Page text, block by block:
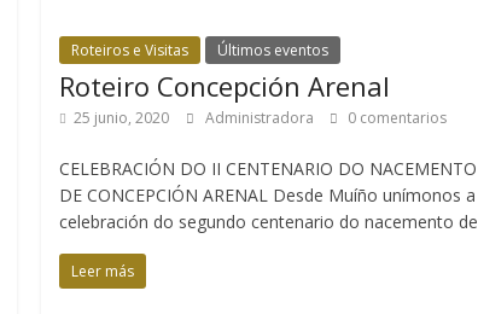
Roteiros e Visitas Últimos eventos
Roteiro Concepción Arenal
25 junio, 2020 Administradora 0 comentarios
CELEBRACIÓN DO II CENTENARIO DO NACEMENTO
DE CONCEPCIÓN ARENAL Desde Muíño unímonos a
celebración do segundo centenario do nacemento de
Leer más